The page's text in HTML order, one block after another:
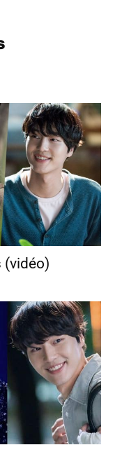
(vidéo)